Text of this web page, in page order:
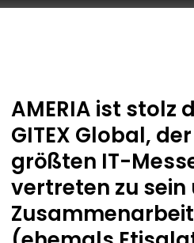
AMERIA ist stolz
GITEX Global,
größten IT-
vertreten zu sein